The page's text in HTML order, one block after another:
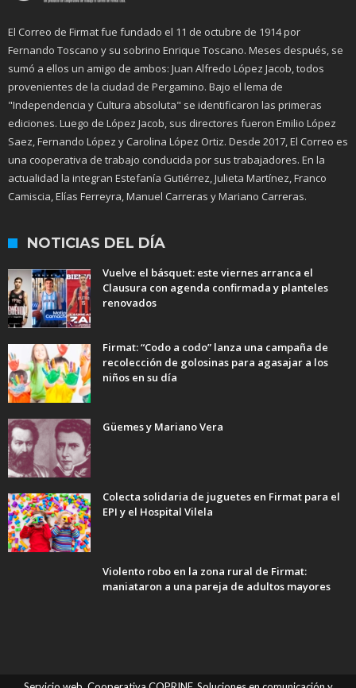
El Correo de Firmat fue fundado el 11 de octubre de 1914 por
Fernando Toscano y su sobrino Enrique Toscano. Meses después, se
sumó a ellos un amigo de ambos: Juan Alfredo López Jacob, todos
provenientes de la ciudad de Pergamino. Bajo el lema de
"Independencia y Cultura absoluta" se identificaron las primeras
ediciones. Luego de López Jacob, sus directores fueron Emilio López
Saez, Fernando López y Carolina López Ortiz. Desde 2017, El Correo es
una cooperativa de trabajo conducida por sus trabajadores. En la
actualidad la integran Estefanía Gutiérrez, Julieta Martínez, Franco
Camiscia, Elías Ferreyra, Manuel Carreras y Mariano Carreras.
NOTICIAS DEL DÍA
Vuelve el básquet: este viernes arranca el
Clausura con agenda confirmada y planteles
renovados
Firmat: “Codo a codo” lanza una campaña de
recolección de golosinas para agasajar a los
niños en su día
Güemes y Mariano Vera
Colecta solidaria de juguetes en Firmat para el
EPI y el Hospital Vilela
Violento robo en la zona rural de Firmat:
maniataron a una pareja de adultos mayores